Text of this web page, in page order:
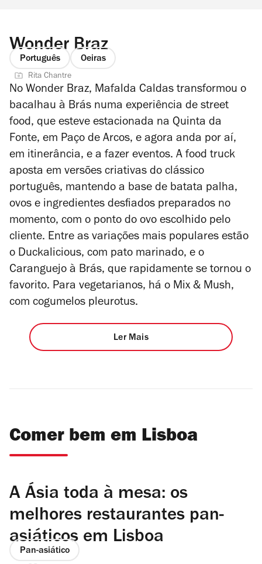
Wonder Braz
Português Oeiras
Rita Chantre
No Wonder Braz, Mafalda Caldas transformou o
bacalhau à Brás numa experiência de street
food, que esteve estacionada na Quinta da
Fonte, em Paço de Arcos, e agora anda por aí,
em itinerância, e a fazer eventos. A food truck
aposta em versões criativas do clássico
português, mantendo a base de batata palha,
ovos e ingredientes desfiados preparados no
momento, com o ponto do ovo escolhido pelo
cliente. Entre as variações mais populares estão
o Duckalicious, com pato marinado, e o
Caranguejo à Brás, que rapidamente se tornou o
favorito. Para vegetarianos, há o Mix & Mush,
com cogumelos pleurotus.
Ler Mais
Comer bem em Lisboa
A Ásia toda à mesa: os
melhores restaurantes pan-
asiáticos em Lisboa
Pan-asiático